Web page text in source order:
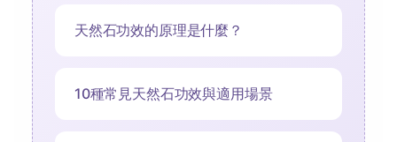
天然石功效的原理是什麼？
10種常見天然石功效與適用場景